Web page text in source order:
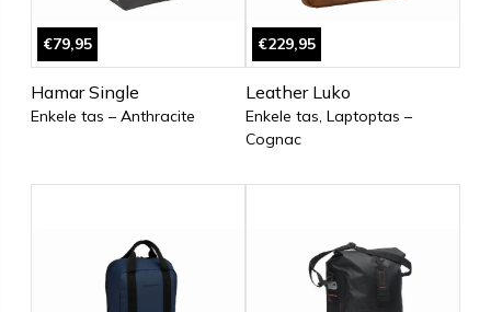
€79,95
Hamar Single
Enkele tas – Anthracite
€229,95
Leather Luko
Enkele tas, Laptoptas –
Cognac